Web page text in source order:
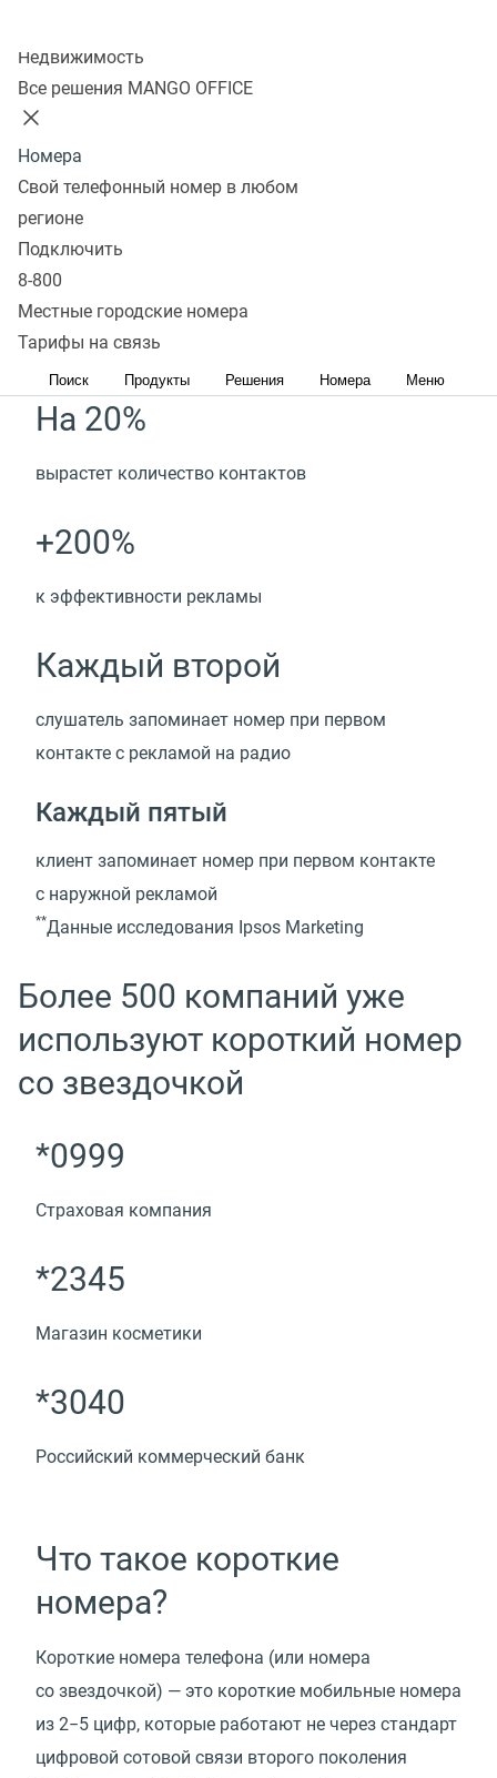
Недвижимость
Все решения MANGO OFFICE
Номера
Свой телефонный номер в любом
регионе
Подключить
8-800
Местные городские номера
Тарифы на связь
Поиск Продукты Решения Номера Меню
*Звонки на короткие номера с мобильных номеров
доступны только на территории РФ
Подробнее
Короткие номера
качественно повышают
конверсию**
На 20%
вырастет количество контактов
+200%
к эффективности рекламы
Каждый второй
слушатель запоминает номер при первом
контакте с рекламой на радио
Каждый пятый
клиент запоминает номер при первом контакте
с наружной рекламой
**Данные исследования Ipsos Marketing
Более 500 компаний уже
используют короткий номер
со звездочкой
*0999
Страховая компания
*2345
Магазин косметики
*3040
Российский коммерческий банк
Что такое короткие
номера?
Короткие номера телефона (или номера
со звездочкой) — это короткие мобильные номера
из 2−5 цифр, которые работают не через стандарт
цифровой сотовой связи второго поколения